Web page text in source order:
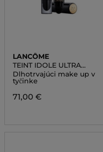
LANCÔME
TEINT IDOLE ULTRA
WEAR STICK
Dlhotrvajúci make up v
tyčinke
71,00 €